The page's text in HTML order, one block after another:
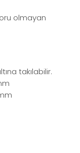
olmayan
takılabilir.